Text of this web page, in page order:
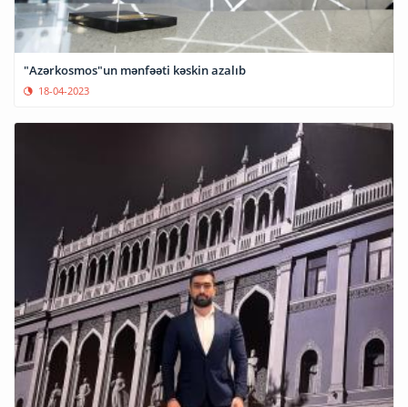
"Azərkosmos"un mənfəəti kəskin azalıb
18-04-2023